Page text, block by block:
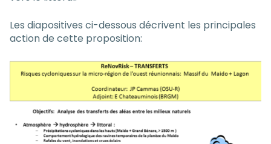
Les diapositives ci-dessous décrivent les principales
action de cette proposition: